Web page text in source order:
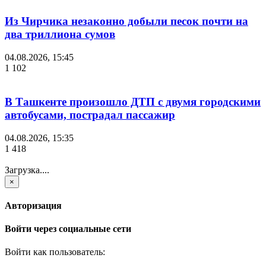
Из Чирчика незаконно добыли песок почти на
два триллиона сумов
04.08.2026, 15:45
1 102
В Ташкенте произошло ДТП с двумя городскими
автобусами, пострадал пассажир
04.08.2026, 15:35
1 418
Загрузка....
×
Авторизация
Войти через социальные сети
Войти как пользователь: